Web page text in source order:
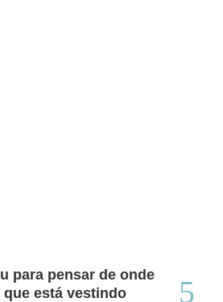
para pensar de onde
que está vestindo